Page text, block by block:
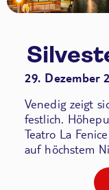
29. Dezember
Venedig zeigt
festlich.
Teatro La
auf höchstem